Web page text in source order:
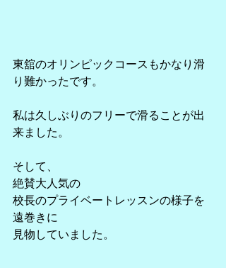
東舘のオリンピックコースもかなり滑
り難かったです。
私は久しぶりのフリーで滑ることが出
来ました。
そして、
絶賛大人気の
校長のプライベートレッスンの様子を
遠巻きに
見物していました。